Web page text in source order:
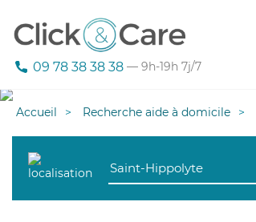
09 78 38 38 38 — 9h-19h 7j/7
Accueil Recherche aide à domicile